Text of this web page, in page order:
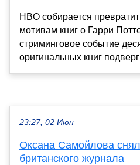
HBO собирается
мотивам книг о Гарри
стриминговое событие
оригинальных книг
23:27, 02 Июн
Оксана Самойлова
британского журнала